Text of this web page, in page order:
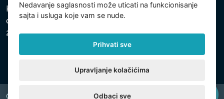
Kompanija je registrovana u Opštinskom sudu u Pragu,
odeljak C, uložak 74759, Identifikacioni broj kompanije:
26150808, Poreski identifikacioni broj: CZ26150808.
Copyright © 2026 INTEX TRADING s.r.o. All rights reserved.
Nedavanje saglasnosti može uticati na funkcionisanje
sajta i usluga koje vam se nude.
Prihvati sve
Upravljanje kolačićima
Odbaci sve